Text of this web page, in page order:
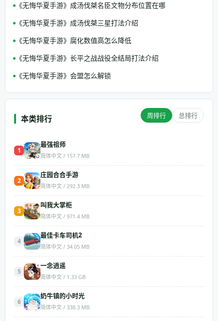
《无悔华夏手游》成汤伐桀名臣文物分布位置在哪
《无悔华夏手游》成汤伐桀三星打法介绍
《无悔华夏手游》腐化数值高怎么降低
《无悔华夏手游》长平之战战役全结局打法介绍
《无悔华夏手游》会盟怎么解锁
本类排行 周排行 总排行
1
最强祖师
简体中文 / 157.7 MB
2
庄园合合手游
简体中文 / 292.3 MB
3
叫我大掌柜
简体中文 / 971.4 MB
4
最佳卡车司机2
简体中文 / 34.05 MB
5
一念逍遥
简体中文 / 1.33 GB
6
奶牛镇的小时光
简体中文 / 338.3 MB